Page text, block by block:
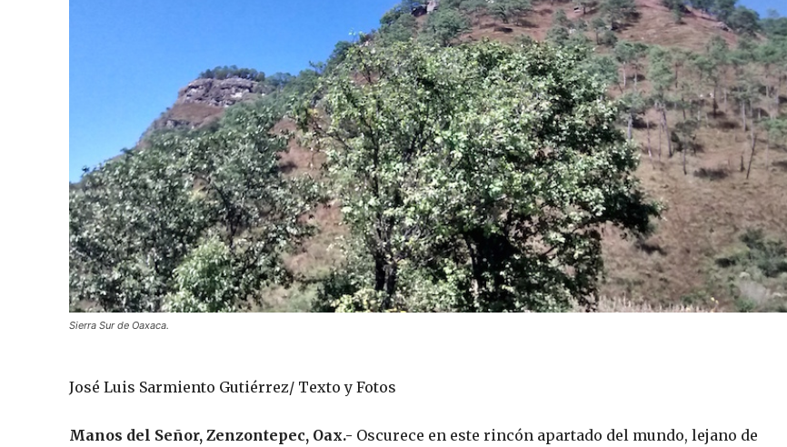
Sierra Sur de Oaxaca.
José Luis Sarmiento Gutiérrez/ Texto y Fotos
Manos del Señor, Zenzontepec, Oax.- Oscurece en este rincón apartado del mundo, lejano de